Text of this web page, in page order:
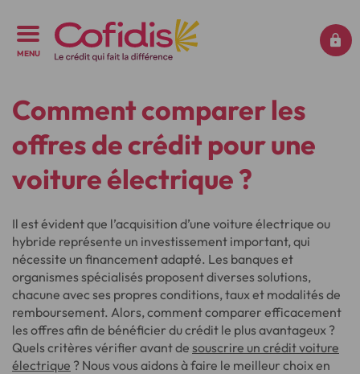
MENU
Comment comparer les
offres de crédit pour une
voiture électrique ?
Il est évident que l’acquisition d’une voiture électrique ou
hybride représente un investissement important, qui
nécessite un financement adapté. Les banques et
organismes spécialisés proposent diverses solutions,
chacune avec ses propres conditions, taux et modalités de
remboursement. Alors, comment comparer efficacement
les offres afin de bénéficier du crédit le plus avantageux ?
Quels critères vérifier avant de souscrire un crédit voiture
électrique ? Nous vous aidons à faire le meilleur choix en